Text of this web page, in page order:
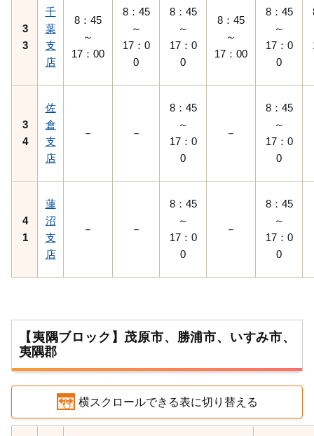
3
3
千
葉
支
店
8：45
～
17：00
8：45
～
17：0
0
8：45
～
17：0
0
8：45
～
17：00
8：45
～
17：0
0
3
4
佐
倉
支
店
－ －
8：45
～
17：0
0
－
8：45
～
17：0
0
4
1
蓮
沼
支
店
－ －
8：45
～
17：0
0
－
8：45
～
17：0
0
【夷隅ブロック】茂原市、勝浦市、いすみ市、
夷隅郡
横スクロールできる表に切り替える